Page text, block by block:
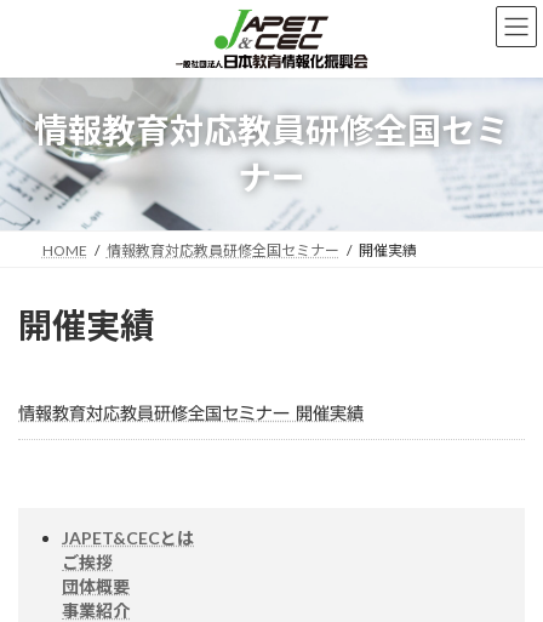
ン
ツ
ス
キ
ッ
プ
ー
シ
ン
に
移
動
情報教育対応教員研修全国セミ
ナー
HOME 情報教育対応教員研修全国セミナー 開催実績
開催実績
情報教育対応教員研修全国セミナー 開催実績
JAPET&CECとは
ご挨拶
団体概要
事業紹介